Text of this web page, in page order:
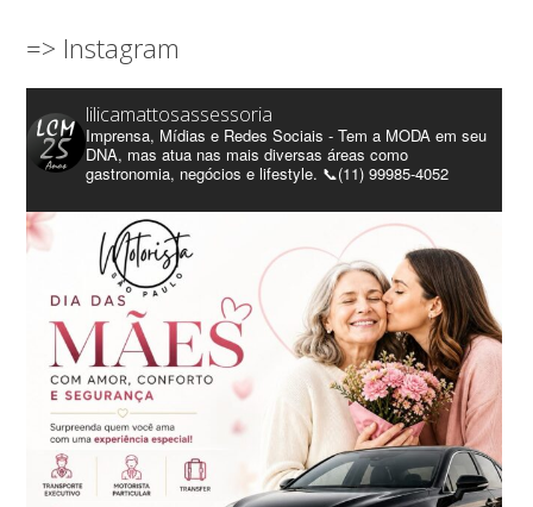
=> Instagram
lilicamattosassessoria
Imprensa, Mídias e Redes Sociais - Tem a MODA em seu
DNA, mas atua nas mais diversas áreas como
gastronomia, negócios e lifestyle. 📞(11) 99985-4052